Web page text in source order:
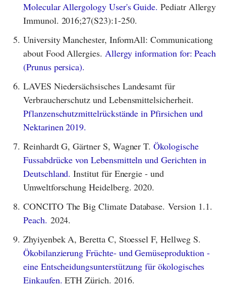
Molecular Allergology User's Guide. Pediatr Allergy
Immunol. 2016;27(S23):1-250.
5. University Manchester, InformAll: Communicationg
about Food Allergies. Allergy information for: Peach
(Prunus persica).
6. LAVES Niedersächsisches Landesamt für
Verbraucherschutz und Lebensmittelsicherheit.
Pflanzenschutzmittelrückstände in Pfirsichen und
Nektarinen 2019.
7. Reinhardt G, Gärtner S, Wagner T.Ökologische
Fussabdrücke von Lebensmitteln und Gerichten in
Deutschland. Institut für Energie - und
Umweltforschung Heidelberg. 2020.
8. CONCITO The Big Climate Database. Version 1.1.
Peach. 2024.
9. Zhyiyenbek A, Beretta C, Stoessel F, Hellweg S.
Ökobilanzierung Früchte- und Gemüseproduktion -
eine Entscheidungsunterstützung für ökologisches
Einkaufen. ETH Zürich. 2016.